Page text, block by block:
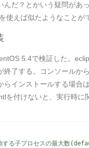
んだ？とかいう疑問があ
使えば似たようなことが
5.4で検証した。
終了する。コンソールか
らインストールする場合
を付けないと、実行時に
する子プロセスの最大数